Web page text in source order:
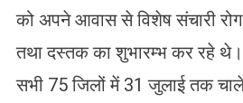
को अपने आवास से विशेष संचारी
तथा दस्तक का शुभारम्भ कर रहे
सभी 75 जिलों में 31 जुलाई तक